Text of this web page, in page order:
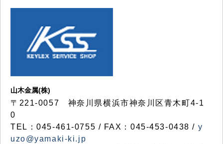
山木金属(株)
〒221-0057 神奈川県横浜市神奈川区青木町4-1
0
TEL：045-461-0755 / FAX：045-453-0438 / y
uzo@yamaki-ki.jp